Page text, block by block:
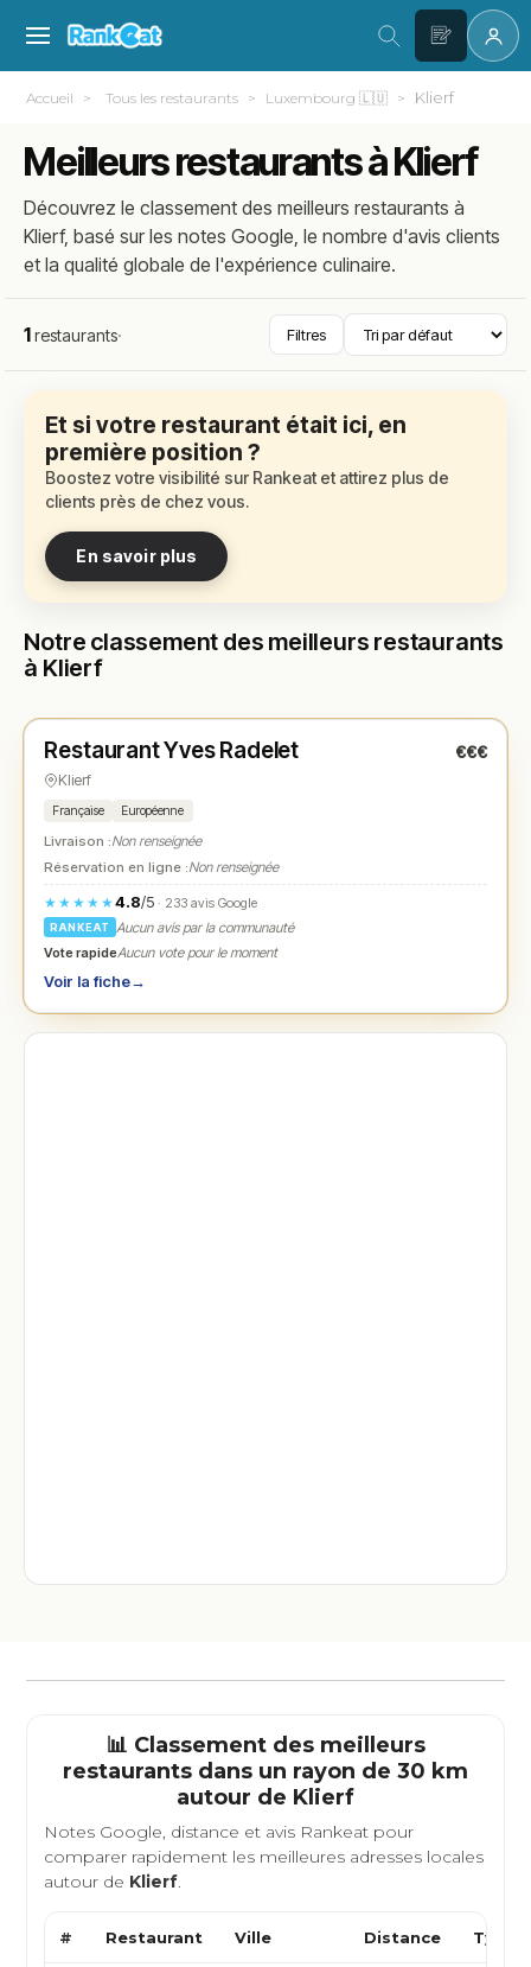
Accueil Tous les restaurants Luxembourg 🇱🇺 Klierf
Meilleurs restaurants à Klierf
Découvrez le classement des meilleurs restaurants à
Klierf, basé sur les notes Google, le nombre d'avis clients
et la qualité globale de l'expérience culinaire.
1restaurants· Filtres
Et si votre restaurant était ici, en
première position ?
Boostez votre visibilité sur Rankeat et attirez plus de
clients près de chez vous.
En savoir plus
Notre classement des meilleurs restaurants
à Klierf
★ N° 1
Restaurant Yves Radelet €€€
Klierf
Française Européenne
Livraison :Non renseignée
Réservation en ligne :Non renseignée
★★★★★4.8/5· 233 avis Google
RANKEAT
Aucun avis par la communauté
Vote rapideAucun vote pour le moment
Voir la fiche→
📊 Classement des meilleurs
restaurants dans un rayon de 30 km
autour de Klierf
Notes Google, distance et avis Rankeat pour
comparer rapidement les meilleures adresses locales
autour de Klierf.
# Restaurant Ville Distance Type